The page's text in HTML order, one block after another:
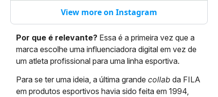
View more on Instagram
Por que é relevante? Essa é a primeira vez que a
marca escolhe uma influenciadora digital em vez de
um atleta profissional para uma linha esportiva.
Para se ter uma ideia, a última grande collab da FILA
em produtos esportivos havia sido feita em 1994,